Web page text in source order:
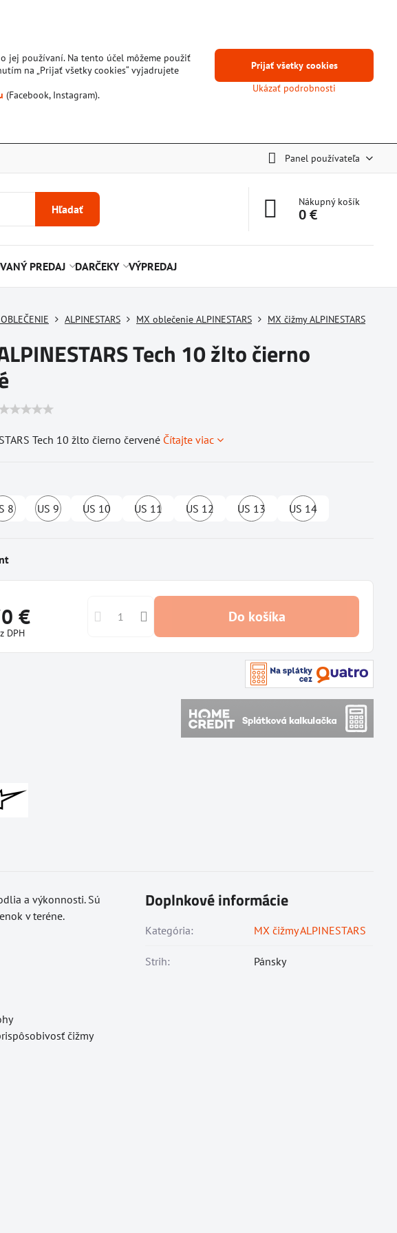
Panel používateľa
Hľadať
Nákupný košík
0 €
PREDAJ DARČEKY VÝPREDAJ
ALPINESTARS MX oblečenie ALPINESTARS MX čižmy ALPINESTARS
Tech 10 žlto čierno
Tech 10 žlto čierno červené Čítajte viac
8
US 9
US 10
US 11
US 12
US 13
US 14
€
DPH
Do košíka
a výkonnosti. Sú
v teréne.
čižmy
Doplnkové informácie
Kategória: MX čižmy ALPINESTARS
Strih: Pánsky
jej používaní. Na tento účel môžeme použiť
na „Prijať všetky cookies“ vyjadrujete
(Facebook, Instagram).
Ukázať podrobnosti
Prijať všetky cookies